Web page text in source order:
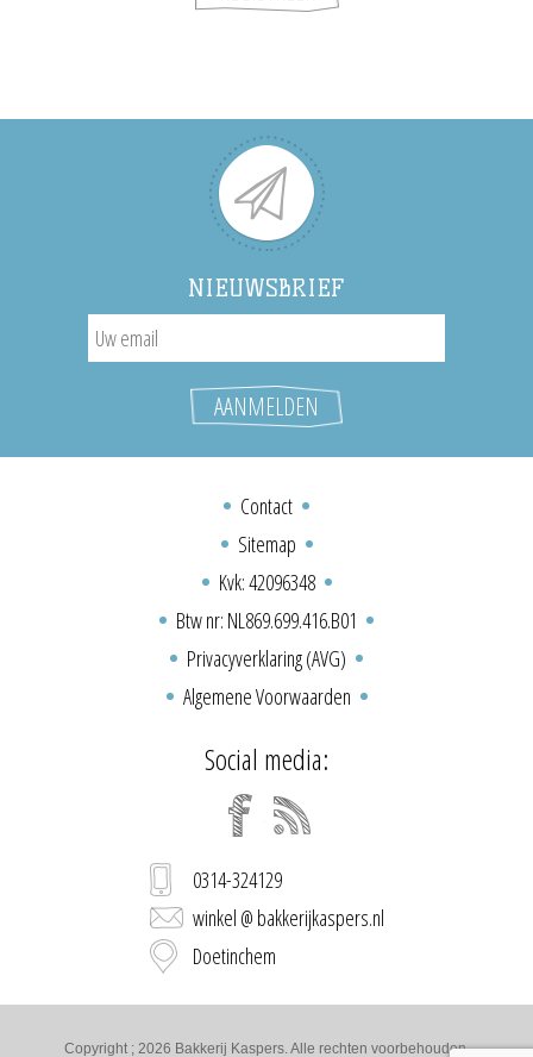
NIEUWSBRIEF
Contact
Sitemap
Kvk: 42096348
Btw nr: NL869.699.416.B01
Privacyverklaring (AVG)
Algemene Voorwaarden
Social media:
0314-324129
winkel @ bakkerijkaspers.nl
Doetinchem
Copyright ; 2026 Bakkerij Kaspers. Alle rechten voorbehouden.